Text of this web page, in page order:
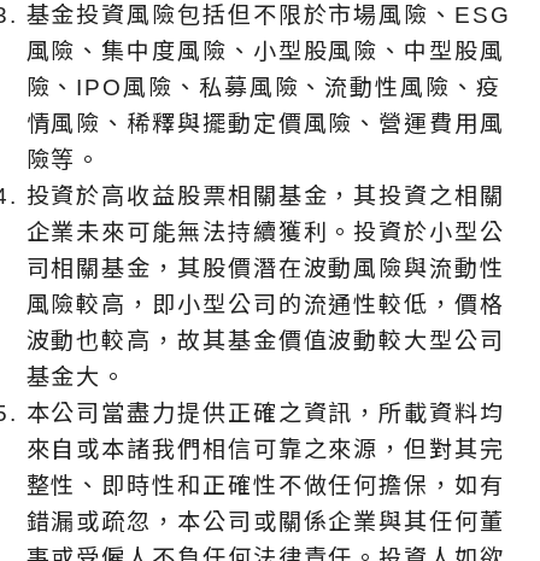
基金投資風險包括但不限於市場風險、ESG
風險、集中度風險、小型股風險、中型股風
險、IPO風險、私募風險、流動性風險、疫
情風險、稀釋與擺動定價風險、營運費用風
險等。
投資於高收益股票相關基金，其投資之相關
企業未來可能無法持續獲利。投資於小型公
司相關基金，其股價潛在波動風險與流動性
風險較高，即小型公司的流通性較低，價格
波動也較高，故其基金價值波動較大型公司
基金大。
本公司當盡力提供正確之資訊，所載資料均
來自或本諸我們相信可靠之來源，但對其完
整性、即時性和正確性不做任何擔保，如有
錯漏或疏忽，本公司或關係企業與其任何董